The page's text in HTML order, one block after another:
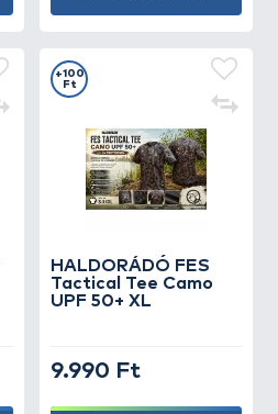
HALDORÁDÓ FES
Tactical Tee Camo
UPF 50+ XL
+100
Ft
9.990 Ft